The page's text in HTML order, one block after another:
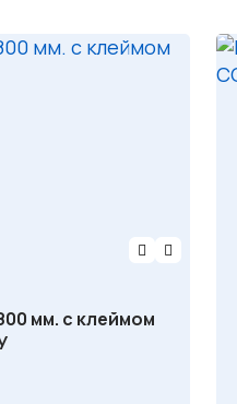
мм. с клеймом